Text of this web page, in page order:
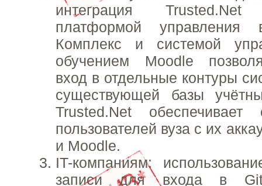
интеграция
платформой
Комплекс и системой
обучением Moodle
вход в отдельные контуры
существующей базы
Trusted.Net обеспечивает
пользователей вуза с их
и Moodle.
IT-компаниям:
записи для входа в